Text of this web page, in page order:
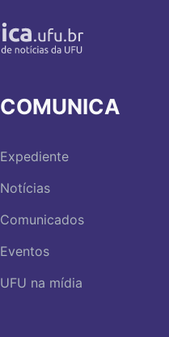
COMUNICA
Expediente
Notícias
Comunicados
Eventos
UFU na mídia